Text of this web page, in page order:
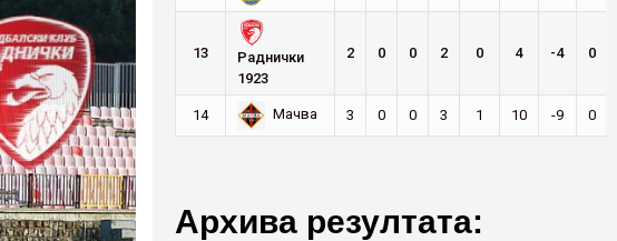
13
Раднички
1923
2 0 0 2 0 4 -4 0
14 Мачва 3 0 0 3 1 10 -9 0
Архива резултата: